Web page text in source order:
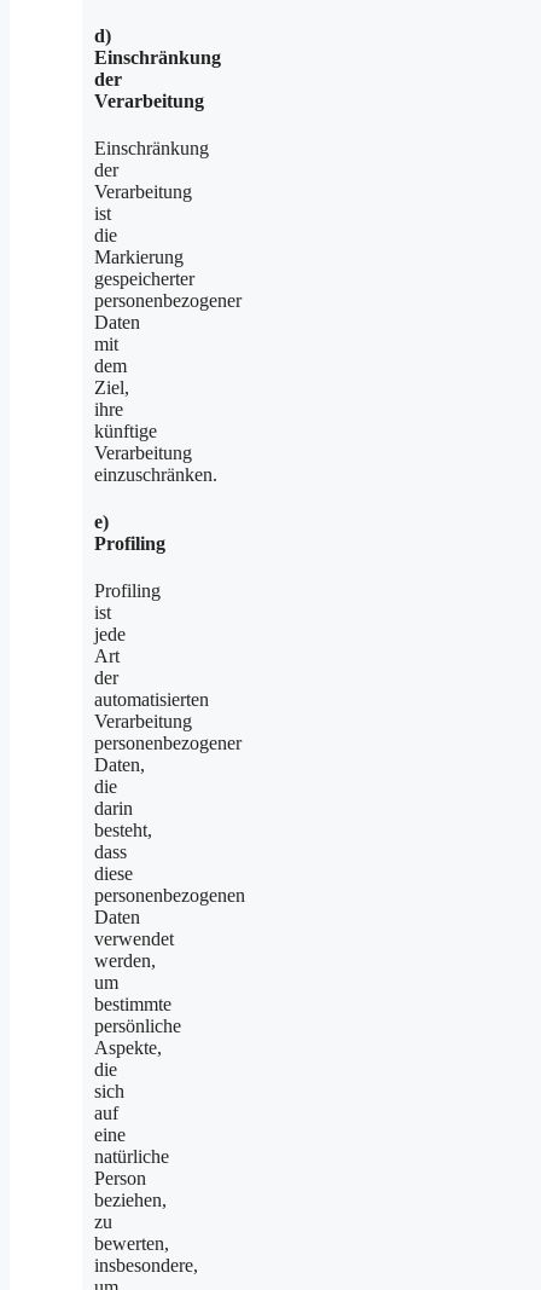
d)
Einschränkung
der
Verarbeitung
Einschränkung
der
Verarbeitung
ist
die
Markierung
gespeicherter
personenbezogener
Daten
mit
dem
Ziel,
ihre
künftige
Verarbeitung
einzuschränken.
e)
Profiling
Profiling
ist
jede
Art
der
automatisierten
Verarbeitung
personenbezogener
Daten,
die
darin
besteht,
dass
diese
personenbezogenen
Daten
verwendet
werden,
um
bestimmte
persönliche
Aspekte,
die
sich
auf
eine
natürliche
Person
beziehen,
zu
bewerten,
insbesondere,